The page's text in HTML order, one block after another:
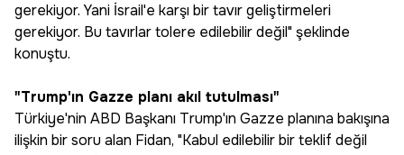
gerekiyor. Yani İsrail'e karşı bir tavır geliştirmeleri
gerekiyor. Bu tavırlar tolere edilebilir değil" şeklinde
konuştu.
"Trump'ın Gazze planı akıl tutulması"
Türkiye'nin ABD Başkanı Trump'ın Gazze planına bakışına
ilişkin bir soru alan Fidan, "Kabul edilebilir bir teklif değil